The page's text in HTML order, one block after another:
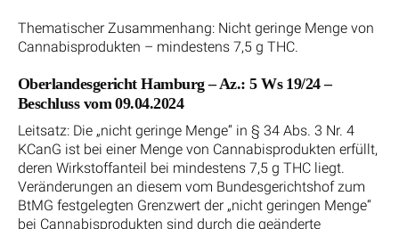
Thematischer Zusammenhang: Nicht geringe Menge von
Cannabisprodukten – mindestens 7,5 g THC.
Oberlandesgericht Hamburg – Az.: 5 Ws 19/24 –
Beschluss vom 09.04.2024
Leitsatz: Die „nicht geringe Menge“ in § 34 Abs. 3 Nr. 4
KCanG ist bei einer Menge von Cannabisprodukten erfüllt,
deren Wirkstoffanteil bei mindestens 7,5 g THC liegt.
Veränderungen an diesem vom Bundesgerichtshof zum
BtMG festgelegten Grenzwert der „nicht geringen Menge“
bei Cannabisprodukten sind durch die geänderte